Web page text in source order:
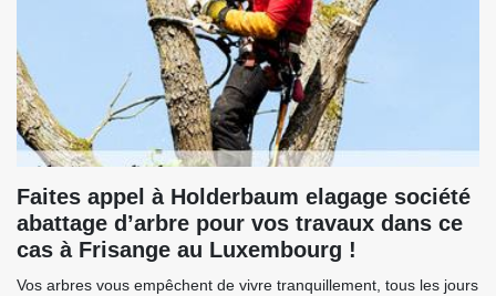
Faites appel à Holderbaum elagage société
abattage d’arbre pour vos travaux dans ce
cas à Frisange au Luxembourg !
Vos arbres vous empêchent de vivre tranquillement, tous les jours